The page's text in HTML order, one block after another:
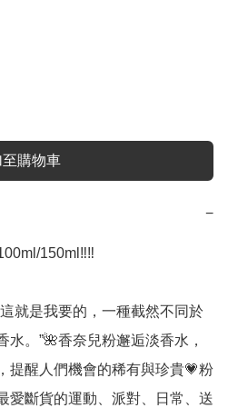
至購物車
−
150ml‼️‼️
就是我要的，一種截然不同於
。”🌺香奈兒粉邂逅淡香水，
提醒人們機會的稀有與珍貴💗粉
愛斷貨的運動、派對、日常、送